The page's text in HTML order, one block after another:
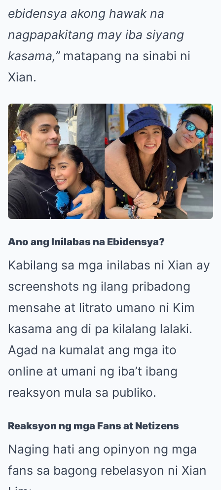
ebidensya akong hawak na
nagpapakitang may iba siyang
kasama,”matapang na sinabi ni
Xian.
Ano ang Inilabas na Ebidensya?
Kabilang sa mga inilabas ni Xian ay
screenshots ng ilang pribadong
mensahe at litrato umano ni Kim
kasama ang di pa kilalang lalaki.
Agad na kumalat ang mga ito
online at umani ng iba’t ibang
reaksyon mula sa publiko.
Reaksyon ng mga Fans at Netizens
Naging hati ang opinyon ng mga
fans sa bagong rebelasyon ni Xian